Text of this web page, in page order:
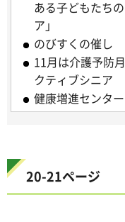
ある子どもたち
ア」
のびすくの催し
11月は介護予防
クティブシニア
健康増進センタ
20-21ページ